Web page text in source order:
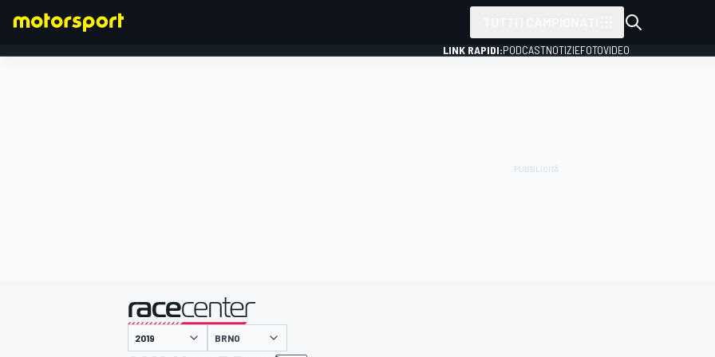
LINK RAPIDI:PODCASTNOTIZIEFOTOVIDEO
presentato da
BRNO